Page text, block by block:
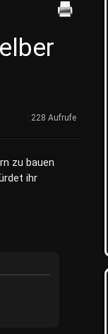
228 Aufrufe
zu bauen
ihr